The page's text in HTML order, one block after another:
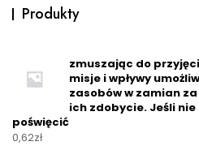
Produkty
zmuszając do
misje i wpływy
zasobów w zamian
ich zdobycie. Jeśli
poświęcić
0,62zł